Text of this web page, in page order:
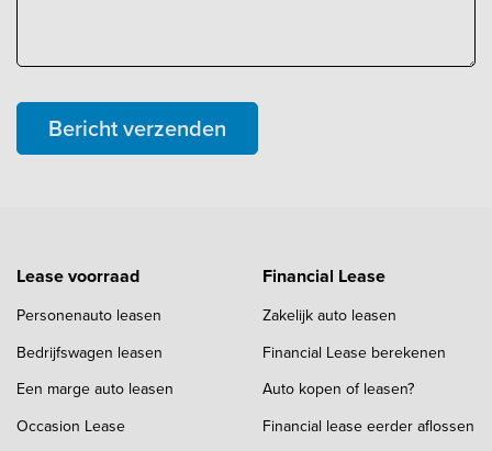
Bericht verzenden
Lease voorraad
Personenauto leasen
Bedrijfswagen leasen
Een marge auto leasen
Occasion Lease
Financial Lease
Zakelijk auto leasen
Financial Lease berekenen
Auto kopen of leasen?
Financial lease eerder aflossen